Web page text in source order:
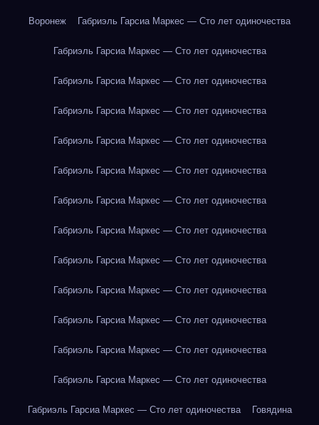
Воронеж Габриэль Гарсиа Маркес — Сто лет одиночества
Габриэль Гарсиа Маркес — Сто лет одиночества
Габриэль Гарсиа Маркес — Сто лет одиночества
Габриэль Гарсиа Маркес — Сто лет одиночества
Габриэль Гарсиа Маркес — Сто лет одиночества
Габриэль Гарсиа Маркес — Сто лет одиночества
Габриэль Гарсиа Маркес — Сто лет одиночества
Габриэль Гарсиа Маркес — Сто лет одиночества
Габриэль Гарсиа Маркес — Сто лет одиночества
Габриэль Гарсиа Маркес — Сто лет одиночества
Габриэль Гарсиа Маркес — Сто лет одиночества
Габриэль Гарсиа Маркес — Сто лет одиночества
Габриэль Гарсиа Маркес — Сто лет одиночества
Габриэль Гарсиа Маркес — Сто лет одиночества Говядина